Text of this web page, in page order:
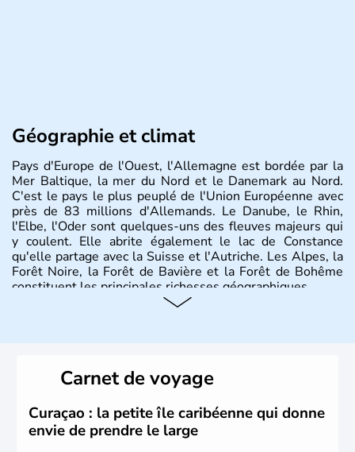
Géographie et climat
Pays d'Europe de l'Ouest, l'Allemagne est bordée par la
Mer Baltique, la mer du Nord et le Danemark au Nord.
C'est le pays le plus peuplé de l'Union Européenne avec
près de 83 millions d'Allemands. Le Danube, le Rhin,
l'Elbe, l'Oder sont quelques-uns des fleuves majeurs qui
y coulent. Elle abrite également le lac de Constance
qu'elle partage avec la Suisse et l'Autriche. Les Alpes, la
Forêt Noire, la Forêt de Bavière et la Forêt de Bohême
constituent les principales richesses géographiques.
lesquelles bénéficient d'une grande autonomie. Le pays
peut se targuer de grands noms qu'il a vu naître dans tous
les domaines, des arts à la politique en passant par la
philosophie. Hertz, Gutenberg, Heidegger, Thomas Mann,
Herman Hesse ou bien Hegel en font partie.
Carnet de voyage
Curaçao : la petite île caribéenne qui donne
envie de prendre le large